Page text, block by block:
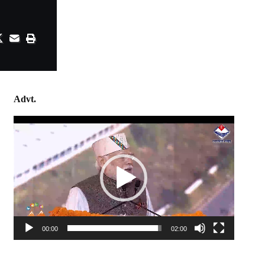
Advt.
Video
00:00 02:00